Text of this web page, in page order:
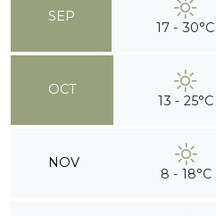
SEP
17 - 30°C
OCT
13 - 25°C
NOV
8 - 18°C